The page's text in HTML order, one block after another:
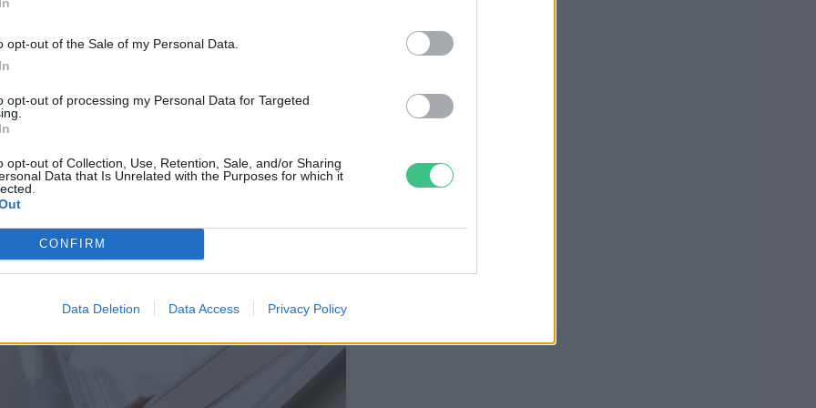
opt-out of the Sale of my Personal Data.
opt-out of processing my Personal Data for Targeted
opt-out of Collection, Use, Retention, Sale, and/or Sharing
Data that Is Unrelated with the Purposes for which it
CONFIRM
Data Deletion Data Access Privacy Policy
számításba. Nem mindegy, hogy fa
az sem, mennyire szökik a meleg, és jön
megismertük, milyen lehetőségeink
a megfelelő szigetelőanyag kiválasztása